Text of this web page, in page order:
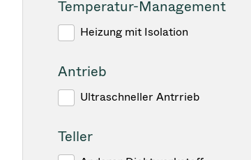
Temperatur-Management
Heizung mit Isolation
Antrieb
Ultraschneller Antrrieb
Teller